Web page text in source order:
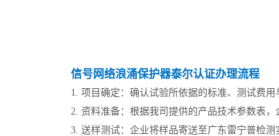
信号网络浪涌保护器泰尔认证办理流程
1. 项目确定：确认试验所依据的标准、测试费用
2. 资料准备：根据我司提供的产品技术参数表，
3. 送样测试：企业将样品寄送至广东雷宁普检测